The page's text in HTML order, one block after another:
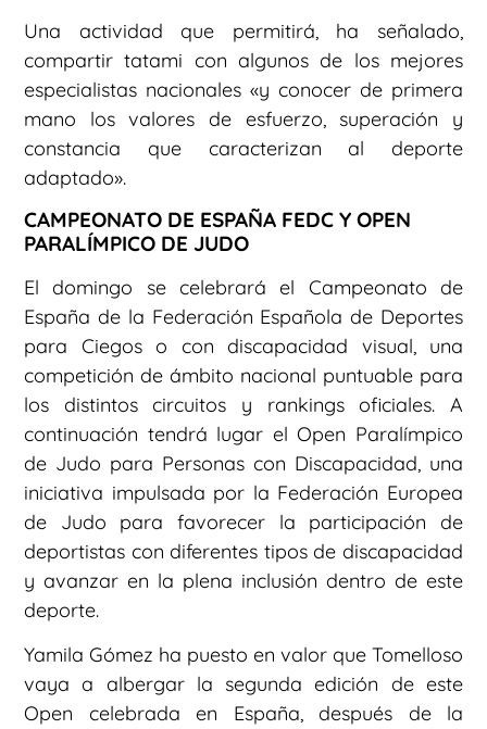
Una actividad que permitirá, ha señalado,
compartir tatami con algunos de los mejores
especialistas nacionales «y conocer de primera
mano los valores de esfuerzo, superación y
constancia que caracterizan al deporte
adaptado».
CAMPEONATO DE ESPAÑA FEDC Y OPEN
PARALÍMPICO DE JUDO
El domingo se celebrará el Campeonato de
España de la Federación Española de Deportes
para Ciegos o con discapacidad visual, una
competición de ámbito nacional puntuable para
los distintos circuitos y rankings oficiales. A
continuación tendrá lugar el Open Paralímpico
de Judo para Personas con Discapacidad, una
iniciativa impulsada por la Federación Europea
de Judo para favorecer la participación de
deportistas con diferentes tipos de discapacidad
y avanzar en la plena inclusión dentro de este
deporte.
Yamila Gómez ha puesto en valor que Tomelloso
vaya a albergar la segunda edición de este
Open celebrada en España, después de la